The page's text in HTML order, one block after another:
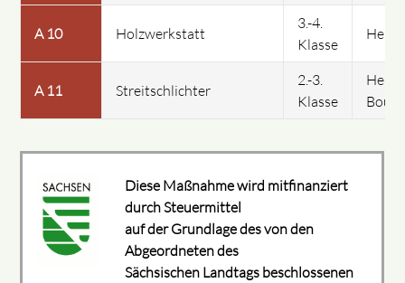
A 10 Holzwerkstatt
3.-4.
Klasse
Herr
A 11 Streitschlichter
2.-3.
Klasse
Herr
Diese Maßnahme wird mitfinanziert
durch Steuermittel
auf der Grundlage des von den
Abgeordneten des
Sächsischen Landtags beschlossenen